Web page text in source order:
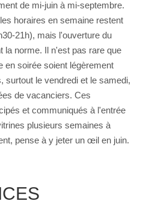
de mi-juin à mi-septembre.
horaires en semaine restent
21h), mais l'ouverture du
la norme. Il n'est pas rare que
en soirée soient légèrement
surtout le vendredi et le samedi,
de vacanciers. Ces
et communiqués à l'entrée
plusieurs semaines à
pense à y jeter un œil en juin.